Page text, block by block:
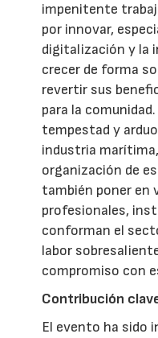
impenitente
por innovar,
digitalización y la
crecer de forma
revertir sus
para la
tempestad y
industria
organización de
también poner en
profesionales,
conforman el
labor
compromiso con
Contribución
El evento ha sido